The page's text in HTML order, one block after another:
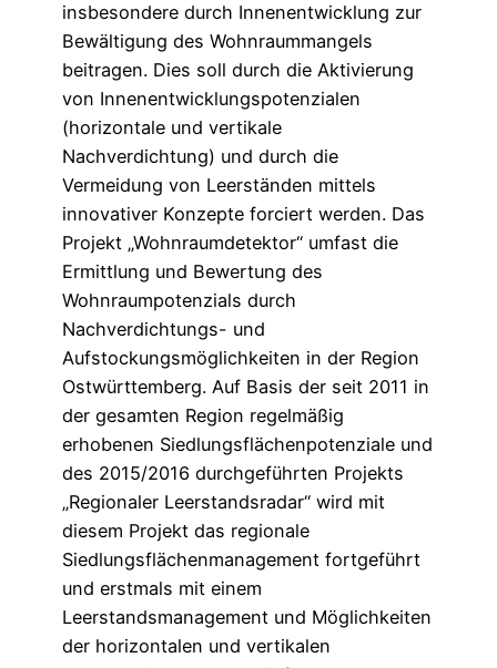
insbesondere durch Innenentwicklung zur
Bewältigung des Wohnraummangels
beitragen. Dies soll durch die Aktivierung
von Innenentwicklungspotenzialen
(horizontale und vertikale
Nachverdichtung) und durch die
Vermeidung von Leerständen mittels
innovativer Konzepte forciert werden. Das
Projekt „Wohnraumdetektor“ umfast die
Ermittlung und Bewertung des
Wohnraumpotenzials durch
Nachverdichtungs- und
Aufstockungsmöglichkeiten in der Region
Ostwürttemberg. Auf Basis der seit 2011 in
der gesamten Region regelmäßig
erhobenen Siedlungsflächenpotenziale und
des 2015/2016 durchgeführten Projekts
„Regionaler Leerstandsradar“ wird mit
diesem Projekt das regionale
Siedlungsflächenmanagement fortgeführt
und erstmals mit einem
Leerstandsmanagement und Möglichkeiten
der horizontalen und vertikalen